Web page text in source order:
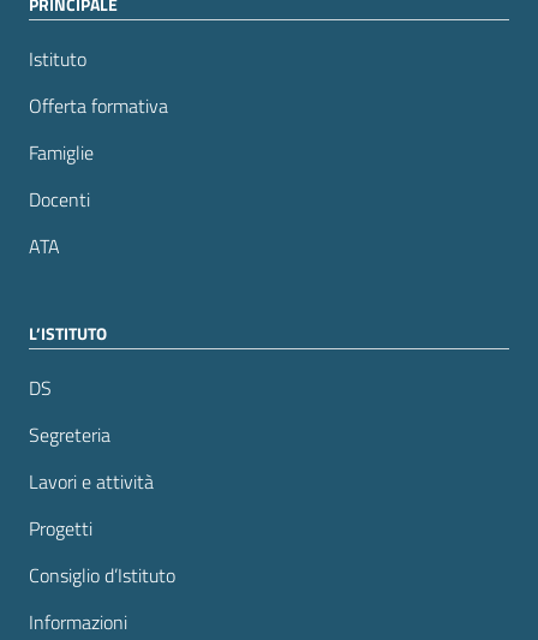
Istituto
Offerta formativa
Famiglie
Docenti
ATA
L’ISTITUTO
DS
Segreteria
Lavori e attività
Progetti
Consiglio d’Istituto
Informazioni